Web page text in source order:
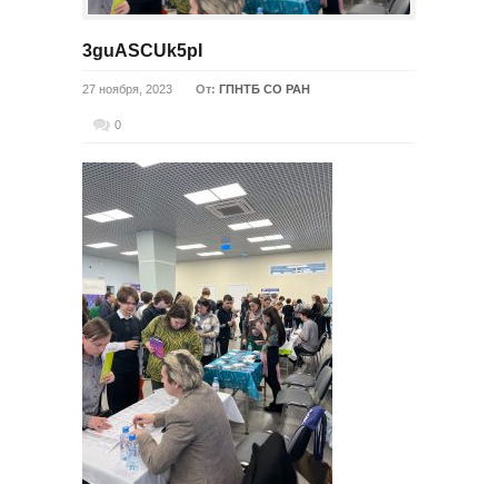
3guASCUk5pI
27 ноября, 2023 От: ГПНТБ СО РАН
0